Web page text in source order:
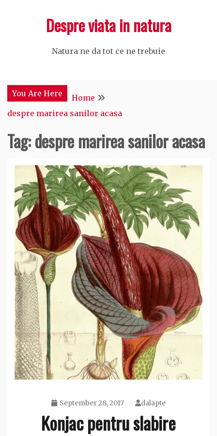
Despre viata in natura
Natura ne da tot ce ne trebuie
You Are Here
Home
despre marirea sanilor acasa
Tag:despre marirea sanilor acasa
September 28, 2017 dalapte
Konjac pentru slabire